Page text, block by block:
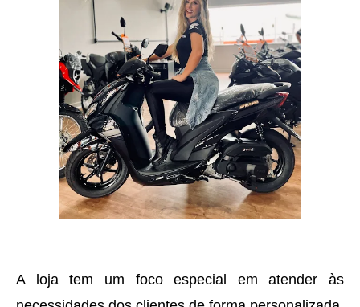
A loja tem um foco especial em atender às